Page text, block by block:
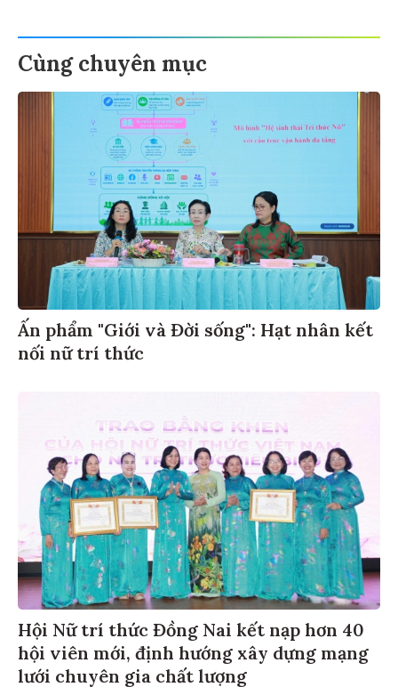
Cùng chuyên mục
Ấn phẩm "Giới và Đời sống": Hạt nhân kết
nối nữ trí thức
Hội Nữ trí thức Đồng Nai kết nạp hơn 40
hội viên mới, định hướng xây dựng mạng
lưới chuyên gia chất lượng